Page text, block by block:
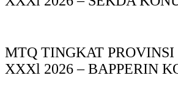
MTQ TINGKAT PROVINSI
XXXl 2026 – BAPPERIN